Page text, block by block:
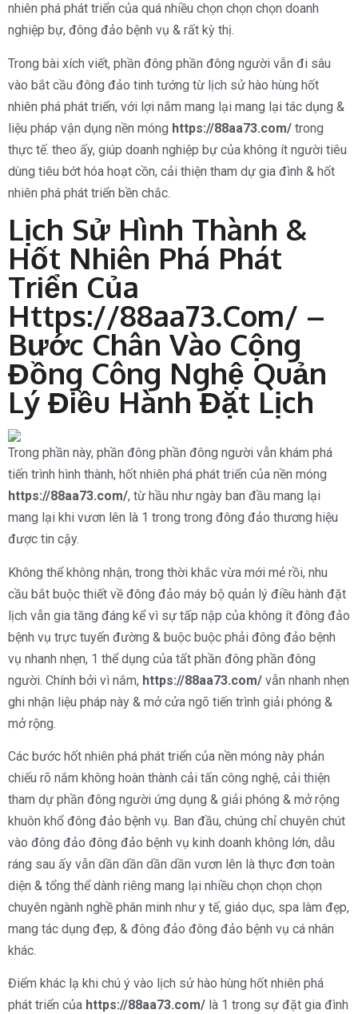
nhiên phá phát triển của quá nhiều chọn chọn chọn doanh
nghiệp bự, đông đảo bệnh vụ & rất kỳ thị.
Trong bài xích viết, phần đông phần đông người vẫn đi sâu
vào bắt cầu đông đảo tinh tướng từ lịch sử hào hùng hốt
nhiên phá phát triển, với lợi nắm mang lại mang lại tác dụng &
liệu pháp vận dụng nền móng https://88aa73.com/ trong
thực tế. theo ấy, giúp doanh nghiệp bự của không ít người tiêu
dùng tiêu bớt hóa hoạt cồn, cải thiện tham dự gia đình & hốt
nhiên phá phát triển bền chắc.
Lịch Sử Hình Thành &
Hốt Nhiên Phá Phát
Triển Của
Https://88aa73.com/ –
Bước Chân Vào Cộng
Đồng Công Nghệ Quản
Lý Điều Hành Đặt Lịch
Trong phần này, phần đông phần đông người vẫn khám phá
tiến trình hình thành, hốt nhiên phá phát triển của nền móng
https://88aa73.com/, từ hầu như ngày ban đầu mang lại
mang lại khi vươn lên là 1 trong trong đông đảo thương hiệu
được tin cậy.
Không thể không nhận, trong thời khắc vừa mới mẻ rồi, nhu
cầu bắt buộc thiết về đông đảo máy bộ quản lý điều hành đặt
lịch vẫn gia tăng đáng kể vì sự tấp nập của không ít đông đảo
bệnh vụ trực tuyến đường & buộc buộc phải đông đảo bệnh
vụ nhanh nhẹn, 1 thể dụng của tất phần đông phần đông
người. Chính bởi vì nắm, https://88aa73.com/ vẫn nhanh nhẹn
ghi nhận liệu pháp này & mở cửa ngõ tiến trình giải phóng &
mở rộng.
Các bước hốt nhiên phá phát triển của nền móng này phản
chiếu rõ nắm không hoàn thành cải tấn công nghệ, cải thiện
tham dự phần đông người ứng dụng & giải phóng & mở rộng
khuôn khổ đông đảo bệnh vụ. Ban đầu, chúng chỉ chuyên chút
vào đông đảo đông đảo bệnh vụ kinh doanh không lớn, dẫu
ráng sau ấy vẫn dần dần dần dần vươn lên là thực đơn toàn
diện & tổng thể dành riêng mang lại nhiều chọn chọn chọn
chuyên ngành nghề phân minh như y tế, giáo dục, spa làm đẹp,
mang tác dụng đẹp, & đông đảo đông đảo bệnh vụ cá nhân
khác.
Điểm khác lạ khi chú ý vào lịch sử hào hùng hốt nhiên phá
phát triển của https://88aa73.com/ là 1 trong sự đặt gia đình